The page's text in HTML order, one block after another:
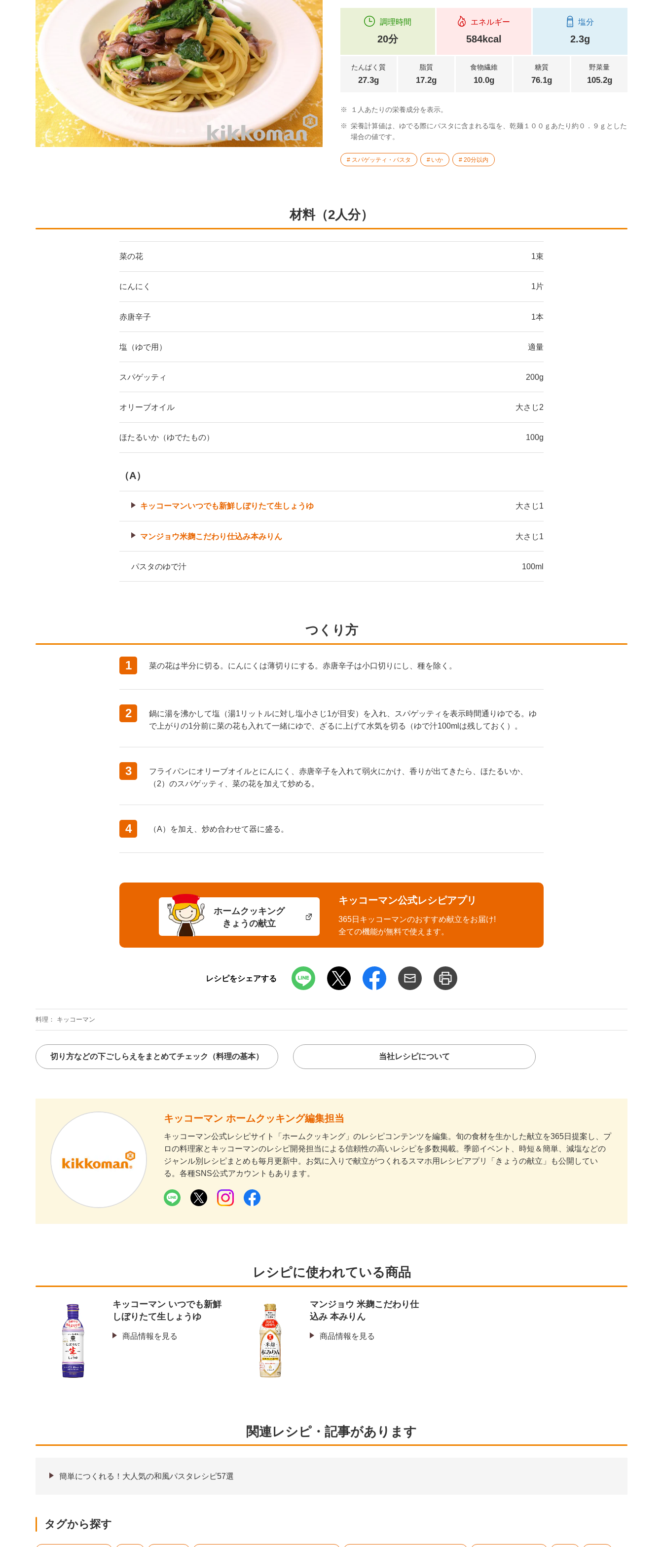
調理時間
20分
エネルギー
584kcal
塩分
2.3g
たんぱく質
27.3g
脂質
17.2g
食物繊維
10.0g
糖質
76.1g
野菜量
105.2g
※ １人あたりの栄養成分を表示。
※ 栄養計算値は、ゆでる際にパスタに含まれる塩を、乾麺１００ｇあたり約０．９ｇとした
場合の値です。
スパゲッティ・パスタ いか 20分以内
材料（2人分）
菜の花 1束
にんにく 1片
赤唐辛子 1本
塩（ゆで用） 適量
スパゲッティ 200g
オリーブオイル 大さじ2
ほたるいか（ゆでたもの） 100g
（A）
キッコーマンいつでも新鮮しぼりたて生しょうゆ 大さじ1
マンジョウ米麹こだわり仕込み本みりん 大さじ1
パスタのゆで汁 100ml
つくり方
1 菜の花は半分に切る。にんにくは薄切りにする。赤唐辛子は小口切りにし、種を除く。
2
鍋に湯を沸かして塩（湯1リットルに対し塩小さじ1が目安）を入れ、スパゲッティを表示時間通りゆでる。ゆ
で上がりの1分前に菜の花も入れて一緒にゆで、ざるに上げて水気を切る（ゆで汁100mlは残しておく）。
3
フライパンにオリーブオイルとにんにく、赤唐辛子を入れて弱火にかけ、香りが出てきたら、ほたるいか、
（2）のスパゲッティ、菜の花を加えて炒める。
4 （A）を加え、炒め合わせて器に盛る。
ホームクッキング
きょうの献立
キッコーマン公式レシピアプリ
365日キッコーマンのおすすめ献立をお届け!
全ての機能が無料で使えます。
レシピをシェアする
料理 キッコーマン
切り方などの下ごしらえをまとめてチェック （料理の基本） 当社レシピについて
キッコーマン ホームクッキング編集担当
キッコーマン公式レシピサイト「ホームクッキング」のレシピコンテンツを編集。旬の食材を生かした献立を365日提案し、プ
ロの料理家とキッコーマンのレシピ開発担当による信頼性の高いレシピを多数掲載。季節イベント、時短＆簡単、減塩などの
ジャンル別レシピまとめも毎月更新中。お気に入りで献立がつくれるスマホ用レシピアプリ「きょうの献立」も公開してい
る。各種SNS公式アカウントもあります。
レシピに使われている商品
キッコーマン いつでも新鮮
しぼりたて生しょうゆ
商品情報を見る
マンジョウ 米麹こだわり仕
込み 本みりん
商品情報を見る
関連レシピ・記事があります
簡単につくれる！大人気の和風パスタレシピ57選
タグから探す